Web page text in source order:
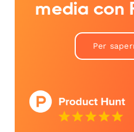
media con
Per